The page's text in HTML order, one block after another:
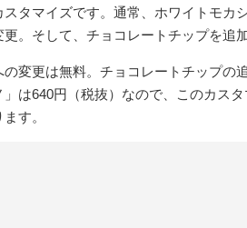
タマイズです。通常、ホワイトモカ
。そして、チョコレートチップを追
の変更は無料。チョコレートチップの
」は640円（税抜）なので、このカス
す。